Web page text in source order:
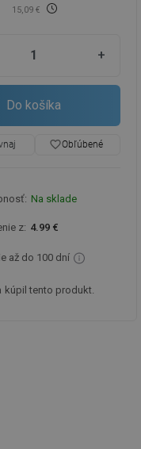
15,09 €
+
Do košíka
favorite_borderObľúbené
Na sklade
z: 4.99 €
až do 100 dní
kúpil tento produkt.